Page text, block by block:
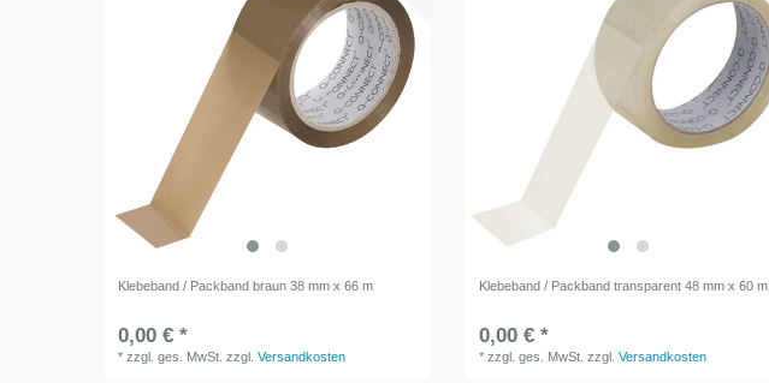
Klebeband / Packband braun 38 mm x 66 m
0,00 € *
*zzgl. ges. MwSt. zzgl.Versandkosten
Klebeband / Packband transparent 48 mm x 60 m
0,00 € *
*zzgl. ges. MwSt. zzgl.Versandkosten